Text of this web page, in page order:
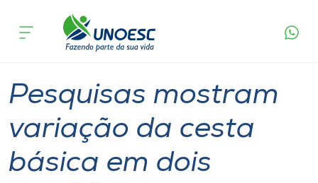
Cursos
Atendimento ao Estudante
acontece
Pesquisas mostram
variação da cesta
básica em dois